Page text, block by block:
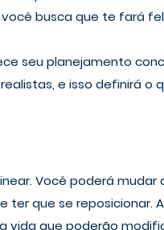
busca que te fará
seu planejamento
e isso definirá
Você poderá
ter que se reposicionar.
vida que poderão